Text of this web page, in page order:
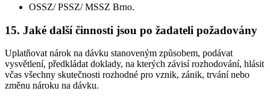
OSSZ/ PSSZ/ MSSZ Brno.
15. Jaké další činnosti jsou po žadateli požadovány
Uplatňovat nárok na dávku stanoveným způsobem, podávat
vysvětlení, předkládat doklady, na kterých závisí rozhodování, hlásit
včas všechny skutečnosti rozhodné pro vznik, zánik, trvání nebo
změnu nároku na dávku.